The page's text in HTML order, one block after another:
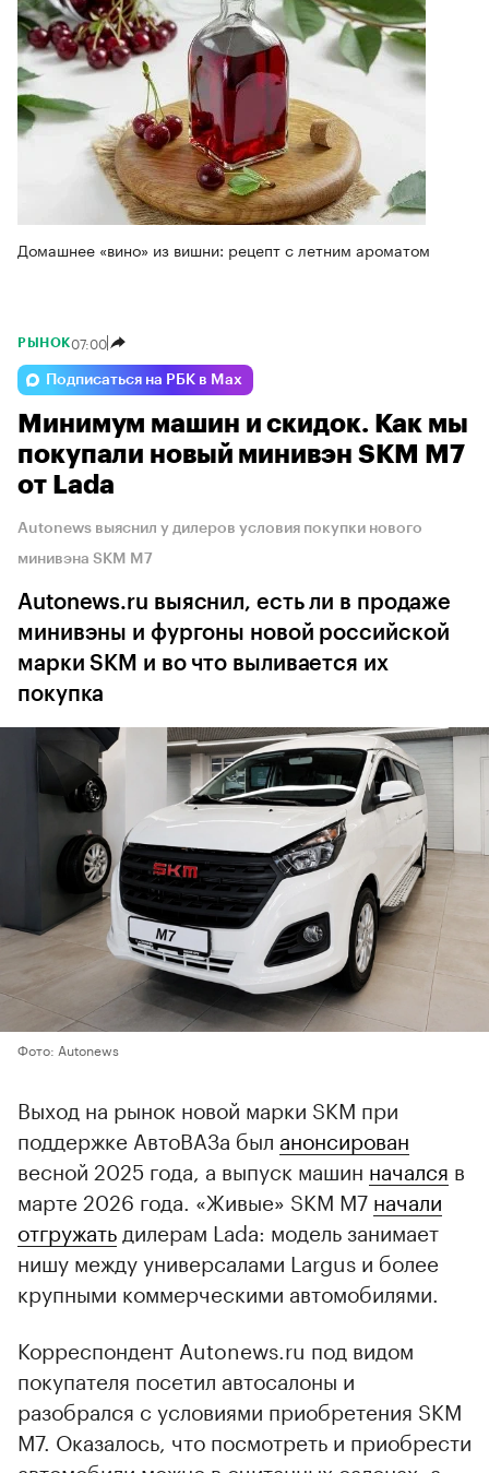
Домашнее «вино» из вишни: рецепт с летним ароматом
РЫНОК07:00
Подписаться на РБК в Max
Минимум машин и скидок. Как мы
покупали новый минивэн SKM M7
от Lada
Autonews выяснил у дилеров условия покупки нового
минивэна SKM M7
Autonews.ru выяснил, есть ли в продаже
минивэны и фургоны новой российской
марки SKM и во что выливается их
покупка
Фото: Autonews
Выход на рынок новой марки SKM при
поддержке АвтоВАЗа был анонсирован
весной 2025 года, а выпуск машин начался в
марте 2026 года. «Живые» SKM M7 начали
отгружать дилерам Lada: модель занимает
нишу между универсалами Largus и более
крупными коммерческими автомобилями.
Корреспондент Autonews.ru под видом
покупателя посетил автосалоны и
разобрался с условиями приобретения SKM
M7. Оказалось, что посмотреть и приобрести